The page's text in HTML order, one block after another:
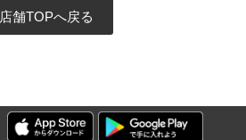
店舗TOPへ戻る